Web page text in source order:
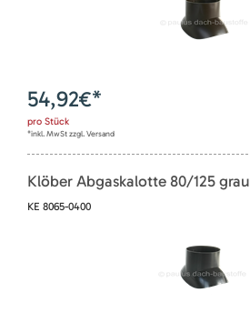
54,92€*
pro Stück
*inkl. MwSt zzgl. Versand
Klöber Abgaskalotte 80/125 grau
KE 8065-0400